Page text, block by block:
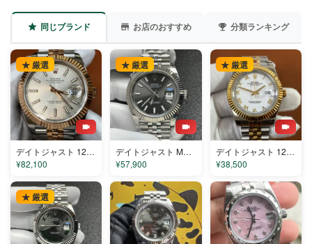
同じブランド お店のおすすめ 分類ランキング
★ 厳選
デイトジャスト 126331-1 コピー
¥82,100
★ 厳選
デイトジャスト M126334-0014 コピー
¥57,900
★ 厳選
デイトジャスト 126333-001 コピー
¥38,500
★ 厳選